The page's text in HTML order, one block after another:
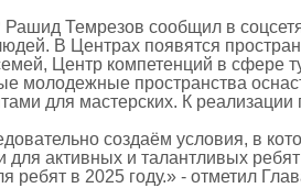
Темрезов сообщил в
В Центрах появятся
Центр компетенций в сфере
молодежные пространства
для мастерских. К
создаём условия, в
для активных и талантливых
ребят в 2025 году.» - отметил